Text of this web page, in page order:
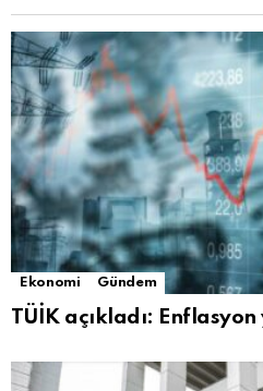
Ekonomi Gündem
TÜİK açıkladı: Enflasyon